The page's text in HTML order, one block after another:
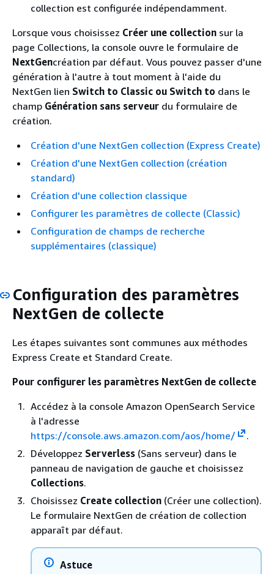
collection est configurée indépendamment.
Lorsque vous choisissez Créer une collection sur la
page Collections, la console ouvre le formulaire de
NextGencréation par défaut. Vous pouvez passer d'une
génération à l'autre à tout moment à l'aide du
NextGen lien Switch to Classic ou Switch to dans le
champ Génération sans serveur du formulaire de
création.
Création d'une NextGen collection (Express Create)
Création d'une NextGen collection (création
standard)
Création d'une collection classique
Configurer les paramètres de collecte (Classic)
Configuration de champs de recherche
supplémentaires (classique)
Configuration des paramètres
NextGen de collecte
Les étapes suivantes sont communes aux méthodes
Express Create et Standard Create.
Pour configurer les paramètres NextGen de collecte
Accédez à la console Amazon OpenSearch Service
à l'adresse
https://console.aws.amazon.com/aos/home/
.
Développez Serverless (Sans serveur) dans le
panneau de navigation de gauche et choisissez
Collections.
Choisissez Create collection (Créer une collection).
Le formulaire NextGen de création de collection
apparaît par défaut.
Astuce